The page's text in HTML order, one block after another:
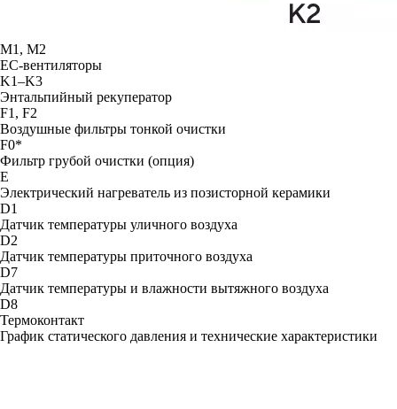
М1, М2
ЕС-вентиляторы
K1–K3
Энтальпийный рекуператор
F1, F2
Воздушные фильтры тонкой очистки
F0*
Фильтр грубой очистки (опция)
E
Электрический нагреватель из позисторной керамики
D1
Датчик температуры уличного воздуха
D2
Датчик температуры приточного воздуха
D7
Датчик температуры и влажности вытяжного воздуха
D8
Термоконтакт
График статического давления и технические характеристики